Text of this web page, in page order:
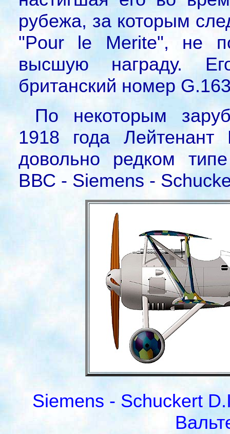
рубежа, за которым
"Pour le Merite", не
высшую награду.
британский номер
По некоторым
1918 года
довольно редком
ВВС - Siemens -
Siemens - Schuckert